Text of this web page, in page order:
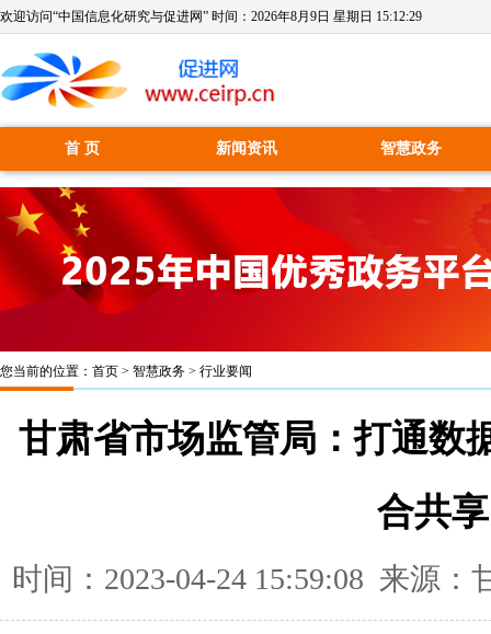
欢迎访问“中国信息化研究与促进网” 时间： 2026年8月9日 星期日 15:12:29
首 页 新闻资讯 智慧政务
您当前的位置： 首页 > 智慧政务 > 行业要闻
甘肃省市场监管局：打通数
合共享
时间：2023-04-24 15:59:08 来源